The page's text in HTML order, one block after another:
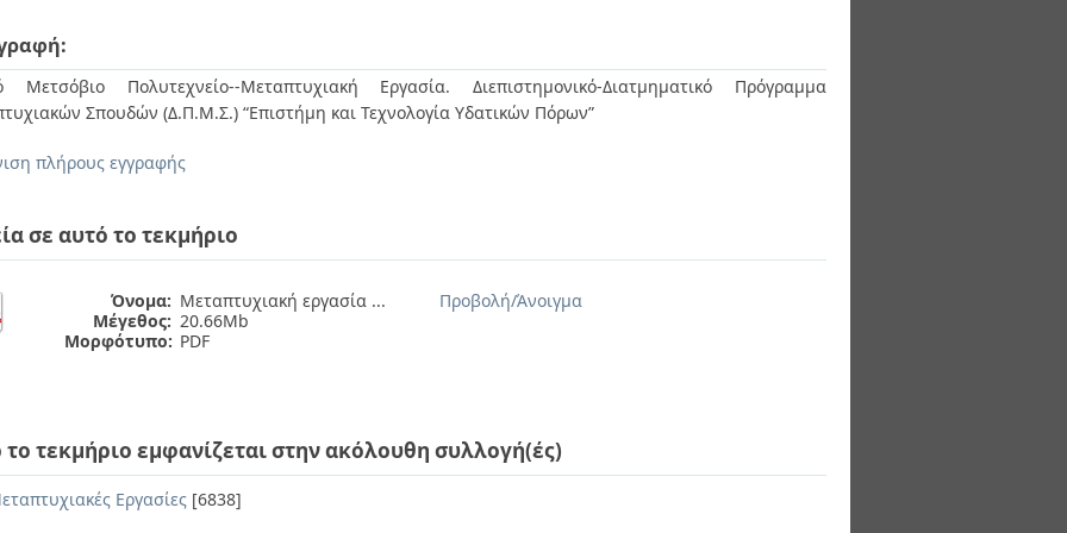
Μετσόβιο Πολυτεχνείο--Μεταπτυχιακή Εργασία. Διεπιστημονικό-Διατμηματικό Πρόγραμμα
Σπουδών (Δ.Π.Μ.Σ.) “Επιστήμη και Τεχνολογία Υδατικών Πόρων”
πλήρους εγγραφής
σε αυτό το τεκμήριο
Όνομα: Μεταπτυχιακή εργασία ...
Μέγεθος: 20.66Mb
Μορφότυπο: PDF
Προβολή/Άνοιγμα
το τεκμήριο εμφανίζεται στην ακόλουθη συλλογή(ές)
Εργασίες [6838]